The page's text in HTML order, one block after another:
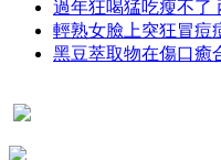
過年狂喝猛吃瘦不了
輕熟女臉上突狂冒痘
黑豆萃取物在傷口癒